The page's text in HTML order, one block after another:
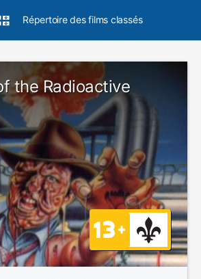
Répertoire des films classés
the Radioactive